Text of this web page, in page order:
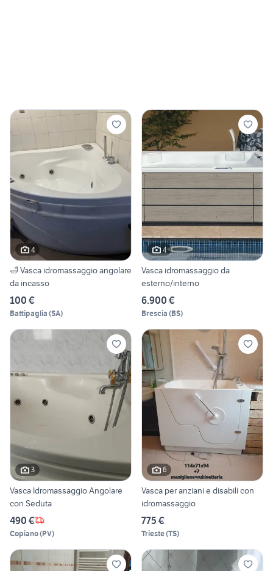
4
🛁 Vasca idromassaggio angolare
da incasso
100 €
Battipaglia (SA)
4
Vasca idromassaggio da
esterno/interno
6.900 €
Brescia (BS)
3
Vasca Idromassaggio Angolare
con Seduta
490 €
Copiano(PV)
6
Vasca per anziani e disabili con
idromassaggio
775 €
Trieste(TS)